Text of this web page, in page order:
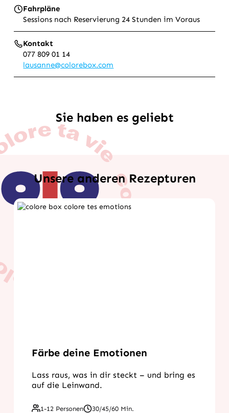
Fahrpläne
Sessions nach Reservierung 24 Stunden im Voraus
Kontakt
077 809 01 14
lausanne@colorebox.com
Sie haben es geliebt
Unsere anderen Rezepturen
Färbe deine Emotionen
Lass raus, was in dir steckt – und bring es
auf die Leinwand.
1-12 Personen 30/45/60 Min.